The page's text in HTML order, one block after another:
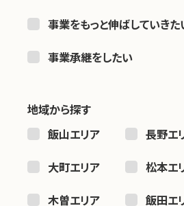
事業をもっと伸ばしていきた
事業承継をしたい
地域から探す
飯山エリア
長野エ
大町エリア
松本エ
木曽エリア
飯田エ